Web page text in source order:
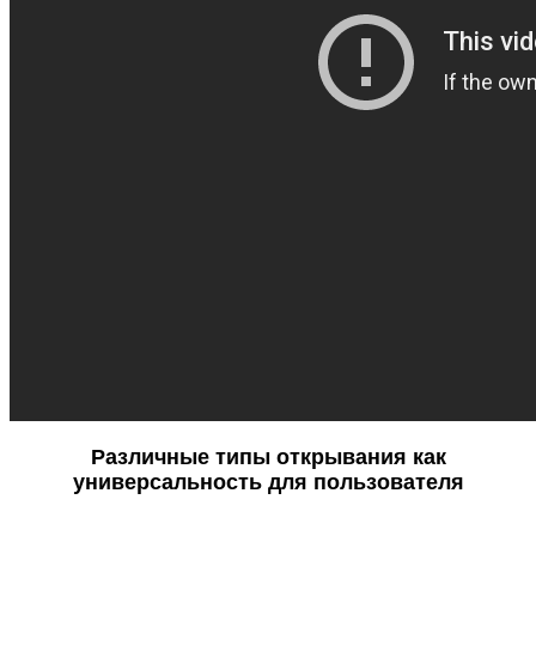
Различные типы открывания как
универсальность для пользователя